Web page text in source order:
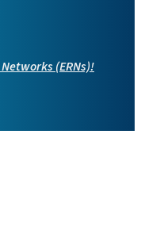
(ERNs)!